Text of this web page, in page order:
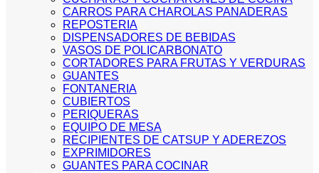
CARROS PARA CHAROLAS PANADERAS
REPOSTERIA
DISPENSADORES DE BEBIDAS
VASOS DE POLICARBONATO
CORTADORES PARA FRUTAS Y VERDURAS
GUANTES
FONTANERIA
CUBIERTOS
PERIQUERAS
EQUIPO DE MESA
RECIPIENTES DE CATSUP Y ADEREZOS
EXPRIMIDORES
GUANTES PARA COCINAR